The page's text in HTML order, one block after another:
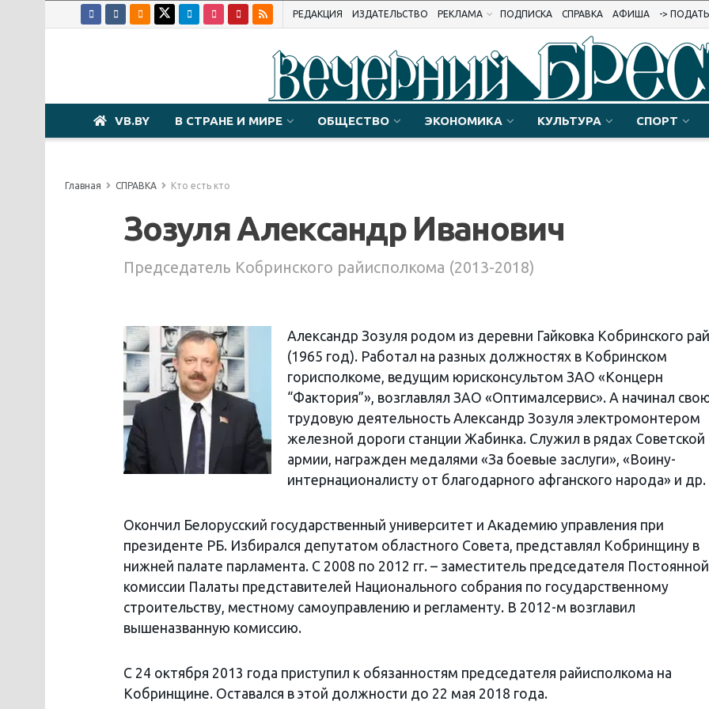
РЕДАКЦИЯ ИЗДАТЕЛЬСТВО РЕКЛАМА ПОДПИСКА СПРАВКА АФИША ->
VB.BY В СТРАНЕ И МИРЕ ОБЩЕСТВО ЭКОНОМИКА КУЛЬТУРА СПОРТ
Главная СПРАВКА Кто есть кто
Зозуля Александр Иванович
Председатель Кобринского райисполкома (2013-2018)
Александр Зозуля родом из деревни Гайковка Кобринского
(1965 год). Работал на разных должностях в Кобринском
горисполкоме, ведущим юрисконсультом ЗАО «Концерн
“Фактория”», возглавлял ЗАО «Оптималсервис». А начинал
трудовую деятельность Александр Зозуля электромонтером
железной дороги станции Жабинка. Служил в рядах Советской
армии, награжден медалями «За боевые заслуги», «Воину-
интернационалисту от благодарного афганского народа» и др.
Окончил Белорусский государственный университет и Академию управления при
президенте РБ. Избирался депутатом областного Совета, представлял Кобринщину в
нижней палате парламента. С 2008 по 2012 гг. – заместитель председателя Постоянной
комиссии Палаты представителей Национального собрания по государственному
строительству, местному самоуправлению и регламенту. В 2012-м возглавил
вышеназванную комиссию.
С 24 октября 2013 года приступил к обязанностям председателя райисполкома на
Кобринщине. Оставался в этой должности до 22 мая 2018 года.